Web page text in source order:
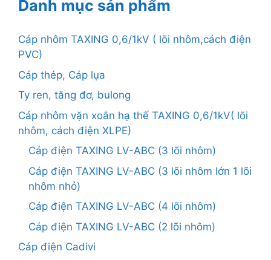
Danh mục sản phẩm
Cáp nhôm TAXING 0,6/1kV ( lõi nhôm,cách điện
PVC)
Cáp thép, Cáp lụa
Ty ren, tăng đơ, bulong
Cáp nhôm vặn xoắn hạ thế TAXING 0,6/1kV( lõi
nhôm, cách điện XLPE)
Cáp điện TAXING LV-ABC (3 lõi nhôm)
Cáp điện TAXING LV-ABC (3 lõi nhôm lớn 1 lõi
nhôm nhỏ)
Cáp điện TAXING LV-ABC (4 lõi nhôm)
Cáp điện TAXING LV-ABC (2 lõi nhôm)
Cáp điện Cadivi